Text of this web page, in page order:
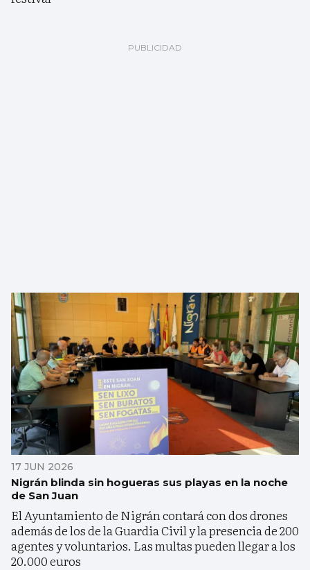
17 JUN 2026
Nigrán blinda sin hogueras sus playas en la noche
de San Juan
El Ayuntamiento de Nigrán contará con dos drones
además de los de la Guardia Civil y la presencia de 200
agentes y voluntarios. Las multas pueden llegar a los
20.000 euros